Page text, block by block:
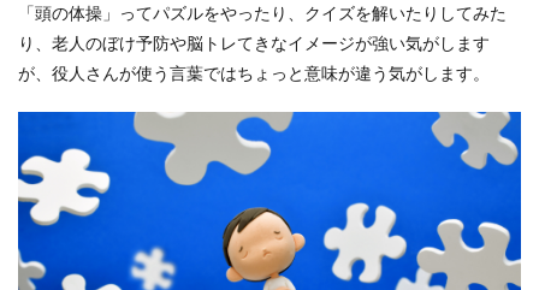
「頭の体操」ってパズルをやったり、クイズを解いたりしてみた
り、老人のぼけ予防や脳トレてきなイメージが強い気がします
が、役人さんが使う言葉ではちょっと意味が違う気がします。